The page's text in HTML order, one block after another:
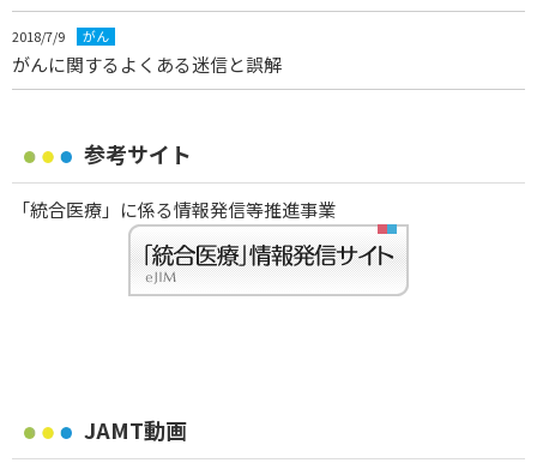
2018/7/9 がん
がんに関するよくある迷信と誤解
参考サイト
「統合医療」に係る情報発信等推進事業
JAMT動画